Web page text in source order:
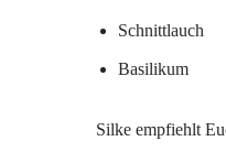
Schnittlauch
Basilikum
Silke empfiehlt